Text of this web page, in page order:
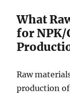
What
for
Raw
production